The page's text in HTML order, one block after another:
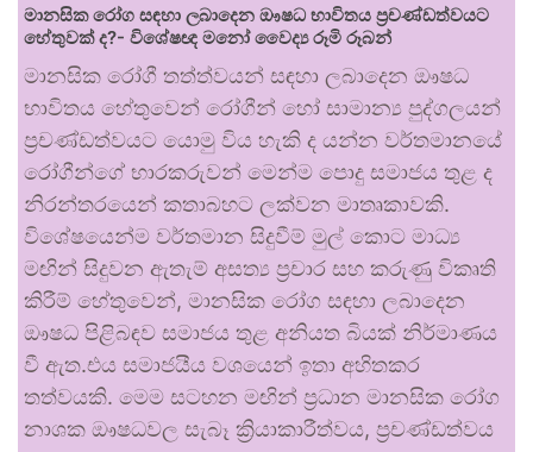
මානසික රෝග සඳහා ලබාදෙන ඖෂධ භාවිතය ප්‍රචණ්ඩත්වයට
හේතුවක් ද?- විශේෂඥ මනෝ වෛද්‍ය රූමි රූබන්
මානසික රෝගී තත්ත්වයන් සඳහා ලබාදෙන ඖෂධ
භාවිතය හේතුවෙන් රෝගීන් හෝ සාමාන්‍ය පුද්ගලයන්
ප්‍රචණ්ඩත්වයට යොමු විය හැකි ද යන්න වර්තමානයේ
රෝගීන්ගේ භාරකරුවන් මෙන්ම පොදු සමාජය තුළ ද
නිරන්තරයෙන් කතාබහට ලක්වන මාතෘකාවකි.
විශේෂයෙන්ම වර්තමාන සිදුවීම් මුල් කොට මාධ්‍ය
මඟින් සිදුවන ඇතැම් අසත්‍ය ප්‍රචාර සහ කරුණු විකෘති
කිරීම් හේතුවෙන්, මානසික රෝග සඳහා ලබාදෙන
ඖෂධ පිළිබඳව සමාජය තුළ අනියත බියක් නිර්මාණය
වී ඇත.එය සමාජයීය වශයෙන් ඉතා අහිතකර
තත්වයකි. මෙම සටහන මඟින් ප්‍රධාන මානසික රෝග
නාශක ඖෂධවල සැබෑ ක්‍රියාකාරීත්වය, ප්‍රචණ්ඩත්වය